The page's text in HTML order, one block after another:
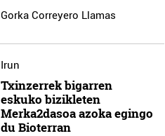
Gorka Correyero Llamas
Irun
Txinzerrek bigarren
eskuko bizikleten
Merka2dasoa azoka egingo
du Bioterran